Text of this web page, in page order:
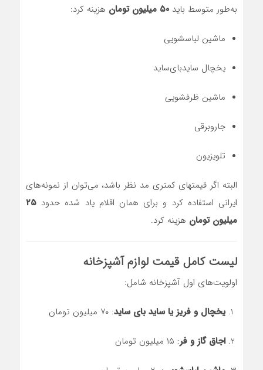
به‌طور متوسط باید ۵۰ میلیون تومان هزینه کرد:
ماشین لباسشویی
یخچال سایدبای‌ساید
ماشین ظرفشویی
جاروبرقی
تلویزیون
البته اگر قیمتهای کمتری مد نظر باشد، می‌توان از نمونه‌های
ایرانی استفاده کرد و برای همان اقلام یاد شده حدود ۲۵
میلیون تومان هزینه کرد.
لیست کامل قیمت لوازم آشپزخانه
اولویت‌های اول آشپزخانه شامل:
یخچال و فریز یا ساید بای ساید: ۷۰ میلیون تومان
اجاق گاز و فر: ۱۵ میلیون تومان